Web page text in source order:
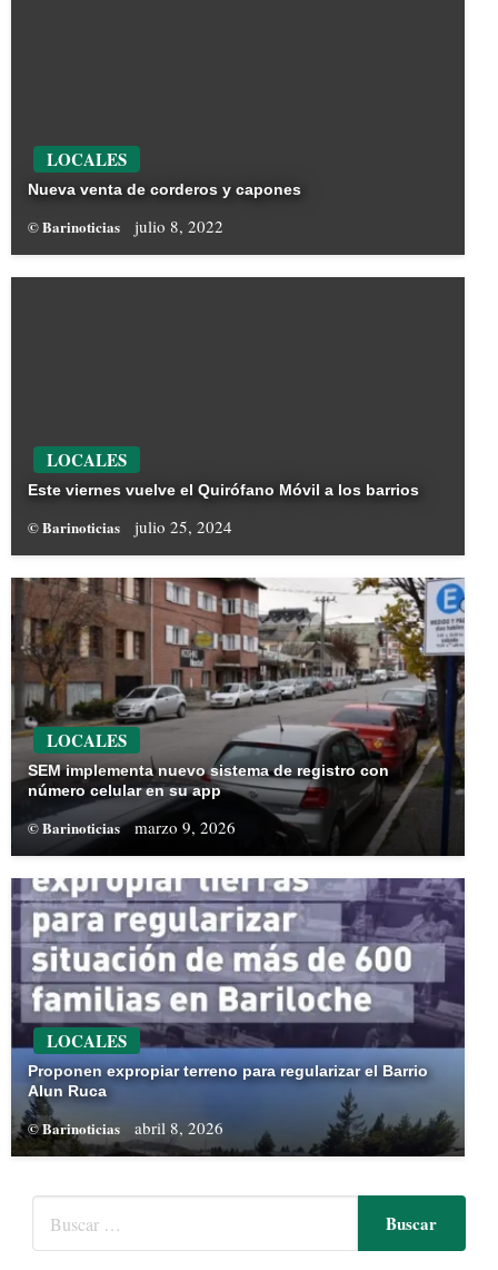
LOCALES
Nueva venta de corderos y capones
© Barinoticias julio 8, 2022
LOCALES
Este viernes vuelve el Quirófano Móvil a los barrios
© Barinoticias julio 25, 2024
LOCALES
SEM implementa nuevo sistema de registro con
número celular en su app
© Barinoticias marzo 9, 2026
LOCALES
Proponen expropiar terreno para regularizar el Barrio
Alun Ruca
© Barinoticias abril 8, 2026